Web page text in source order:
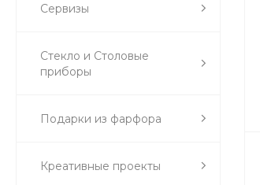
Сервизы
Стекло и Столовые
приборы
Подарки из фарфора
Креативные проекты